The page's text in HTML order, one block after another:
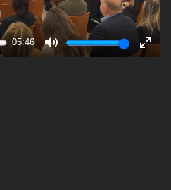
05:46
Mute
Enter